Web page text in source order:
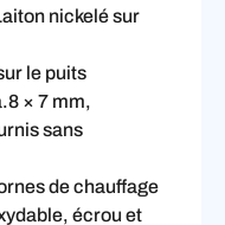
nickelé sur
le puits
× 7 mm,
sans
de chauffage
écrou et